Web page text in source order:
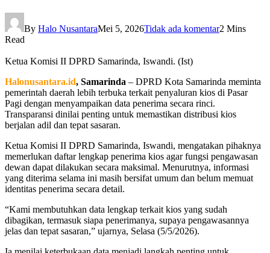
By Halo NusantaraMei 5, 2026Tidak ada komentar2 Mins
Read
Ketua Komisi II DPRD Samarinda, Iswandi. (Ist)
Halonusantara.id, Samarinda – DPRD Kota Samarinda meminta
pemerintah daerah lebih terbuka terkait penyaluran kios di Pasar
Pagi dengan menyampaikan data penerima secara rinci.
Transparansi dinilai penting untuk memastikan distribusi kios
berjalan adil dan tepat sasaran.
Ketua Komisi II DPRD Samarinda, Iswandi, mengatakan pihaknya
memerlukan daftar lengkap penerima kios agar fungsi pengawasan
dewan dapat dilakukan secara maksimal. Menurutnya, informasi
yang diterima selama ini masih bersifat umum dan belum memuat
identitas penerima secara detail.
“Kami membutuhkan data lengkap terkait kios yang sudah
dibagikan, termasuk siapa penerimanya, supaya pengawasannya
jelas dan tepat sasaran,” ujarnya, Selasa (5/5/2026).